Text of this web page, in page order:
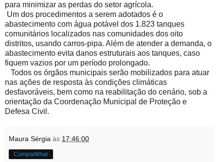
para minimizar as perdas do setor agrícola.
Um dos procedimentos a serem adotados é o
abastecimento com água potável dos 1.823 tanques
comunitários localizados nas comunidades dos oito
distritos, usando carros-pipa. Além de atender a demanda, o
abastecimento evita danos estruturais aos tanques, caso
fiquem vazios por um período prolongado.
Todos os órgãos municipais serão mobilizados para atuar
nas ações de resposta às condições climáticas
desfavoráveis, bem como na reabilitação do cenário, sob a
orientação da Coordenação Municipal de Proteção e
Defesa Civil.
Maura Sérgia às 17:46:00
Compartilhar